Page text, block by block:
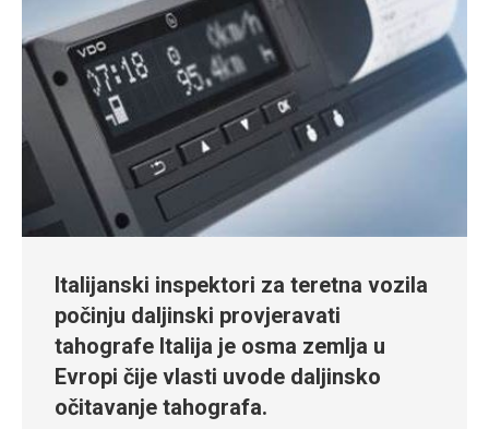
Italijanski inspektori za teretna vozila
počinju daljinski provjeravati
tahografe Italija je osma zemlja u
Evropi čije vlasti uvode daljinsko
očitavanje tahografa.